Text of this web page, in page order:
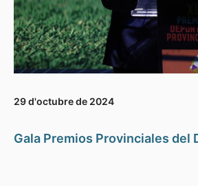
29 d'octubre de 2024
Gala Premios Provinciales del